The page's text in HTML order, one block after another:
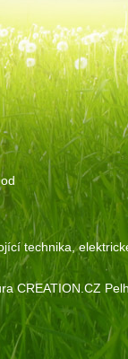
technika,
CREATION.CZ